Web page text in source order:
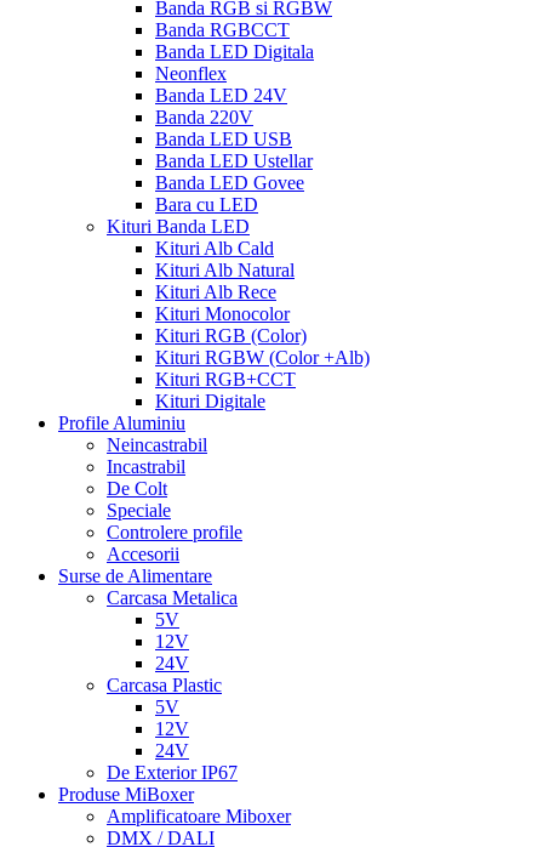
Banda RGB si RGBW
Banda RGBCCT
Banda LED Digitala
Neonflex
Banda LED 24V
Banda 220V
Banda LED USB
Banda LED Ustellar
Banda LED Govee
Bara cu LED
Kituri Banda LED
Kituri Alb Cald
Kituri Alb Natural
Kituri Alb Rece
Kituri Monocolor
Kituri RGB (Color)
Kituri RGBW (Color +Alb)
Kituri RGB+CCT
Kituri Digitale
Profile Aluminiu
Neincastrabil
Incastrabil
De Colt
Speciale
Controlere profile
Accesorii
Surse de Alimentare
Carcasa Metalica
5V
12V
24V
Carcasa Plastic
5V
12V
24V
De Exterior IP67
Produse MiBoxer
Amplificatoare Miboxer
DMX / DALI